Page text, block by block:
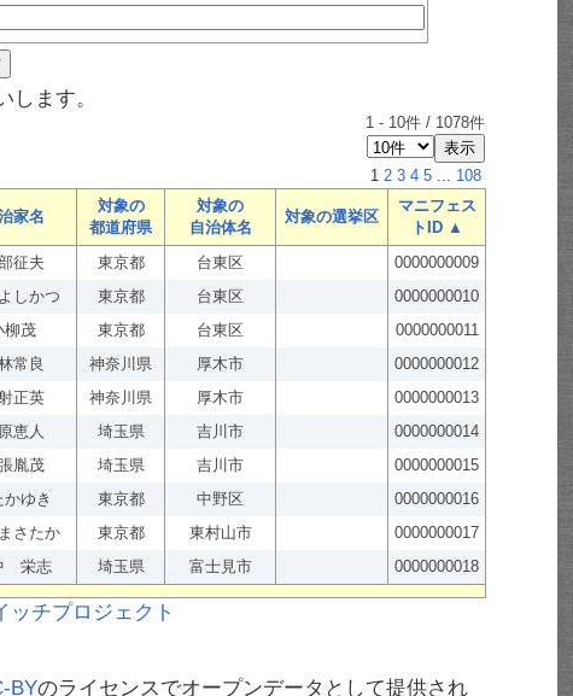
します。
1 - 10件 / 1078件
1 2 3 4 5 ... 108
家名
対象の
都道府県
対象の
自治体名
対象の選挙区
マニフェス
トID ▲
征夫 東京都 台東区
0000000009
しかつ 東京都 台東区
0000000010
柳茂 東京都 台東区
0000000011
常良 神奈川県 厚木市
0000000012
正英 神奈川県 厚木市
0000000013
恵人 埼玉県 吉川市
0000000014
胤茂 埼玉県 吉川市
0000000015
かゆき 東京都 中野区
0000000016
さたか 東京都 東村山市
0000000017
栄志 埼玉県 富士見市 0000000018
BYのライセンスでオープンデータとして提供され